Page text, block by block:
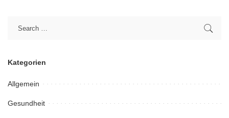
Kategorien
Allgemein
Gesundheit